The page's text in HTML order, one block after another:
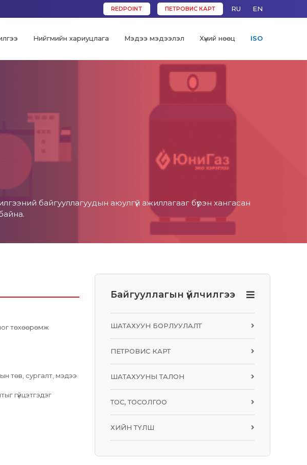
REDPOINT ПЕТРОВИС КАРТ EN
RU
Нийгмийн хариуцлага Мэдээ мэдээлэл Хүний нөөц ISO
байгууллагуудын аюулгүй ажиллагааг бүрэн хангасан
төхөөрөмж
төв, сургалт, мэдээ
гүйцэтгэдэг
Байгууллагын үйлчилгээ
ШАТАХУУН БОРЛУУЛАЛТ
ПЕТРОВИС КАРТ
ШАТАХУУНЫ ТАЛОН
ТОС, ТОСОЛГОО
ХИЙН ТҮЛШ